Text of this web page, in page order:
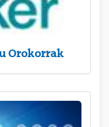
Orokorrak